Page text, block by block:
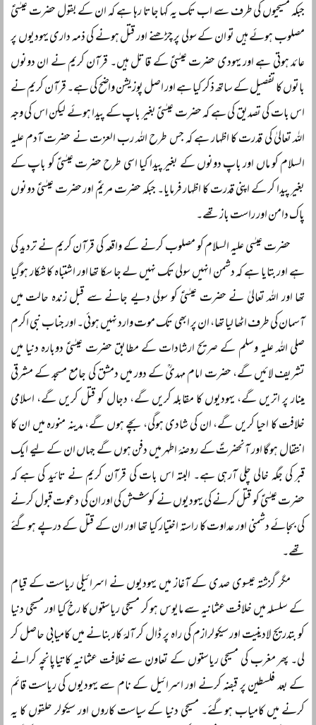
جبکہ مسیحیوں کی طرف سے اب تک یہ کہا جاتا رہا ہے کہ ان کے بقول حضرت عیسٰیؑ
مصلوب ہوئے ہیں تو ان کے سولی پر چڑھنے اور قتل ہونے کی ذمہ داری یہودیوں پر
عائد ہوتی ہے اور یہودی حضرت عیسٰیؑ کے قاتل ہیں۔ قرآن کریم نے ان دونوں
باتوں کا تفصیل کے ساتھ ذکر کیا ہے اور اصل پوزیشن واضح کی ہے۔ قرآن کریم نے
اس بات کی تصدیق کی ہے کہ حضرت عیسٰیؑ بغیر باپ کے پیدا ہوئے لیکن اس کی وجہ
اللہ تعالیٰ کی قدرت کا اظہار ہے کہ جس طرح اللہ رب العزت نے حضرت آدم علیہ
السلام کو ماں اور باپ دونوں کے بغیر پیدا کیا اسی طرح حضرت عیسٰیؑ کو باپ کے
بغیر پیدا کر کے اپنی قدرت کا اظہار فرمایا۔ جبکہ حضرت مریمؑ اور حضرت عیسٰیؑ دونوں
پاک دامن اور راست باز تھے۔
حضرت عیسٰی علیہ السلام کو مصلوب کرنے کے واقعہ کی قرآن کریم نے تردید کی
ہے اور بتایا ہے کہ دشمن انہیں سولی تک نہیں لے جا سکا تھا اور اشتباہ کا شکار ہوگیا
تھا اور اللہ تعالیٰ نے حضرت عیسٰیؑ کو سولی دیے جانے سے قبل زندہ حالت میں
آسمان کی طرف اٹھا لیا تھا، ان پر ابھی تک موت وارد نہیں ہوئی۔ اور جناب نبی اکرم
صلی اللہ علیہ وسلم کے صریح ارشادات کے مطابق حضرت عیسٰیؑ دوبارہ دنیا میں
تشریف لائیں گے، حضرت امام مہدیؒ کے دور میں دمشق کی جامع مسجد کے مشرقی
مینار پر اتریں گے، یہودیوں کا مقابلہ کریں گے، دجال کو قتل کریں گے، اسلامی
خلافت کا احیا کریں گے، ان کی شادی ہوگی، بچے ہوں گے، مدینہ منورہ میں ان کا
انتقال ہوگا اور آنحضرتؐ کے روضۂ اطہر میں دفن ہوں گے جہاں ان کے لیے ایک
قبر کی جگہ خالی چلی آرہی ہے۔ البتہ اس بات کی قرآن کریم نے تائید کی ہے کہ
حضرت عیسٰیؑ کو قتل کرنے کی یہودیوں نے کوشش کی اور ان کی دعوت قبول کرنے
کی بجائے دشمنی اور عداوت کا راستہ اختیار کیا تھا اور ان کے قتل کے درپے ہوگئے
تھے۔
مگر گزشتہ عیسوی صدی کے آغاز میں یہودیوں نے اسرائیلی ریاست کے قیام
کے سلسلہ میں خلافت عثمانیہ سے مایوس ہو کر مسیحی ریاستوں کا رخ کیا اور مسیحی دنیا
کو بتدریج لادینیت اور سیکولرازم کی راہ پر ڈال کر آلۂ کار بنانے میں کامیابی حاصل کر
لی۔ پھر مغرب کی مسیحی ریاستوں کے تعاون سے خلافت عثمانیہ کا تیاپانچہ کرانے
کے بعد فلسطین پر قبضہ کرنے اور اسرائیل کے نام سے یہودیوں کی ریاست قائم
کرنے میں کامیاب ہوگئے۔ مسیحی دنیا کے سیاست کاروں اور سیکولر حلقوں کا یہ